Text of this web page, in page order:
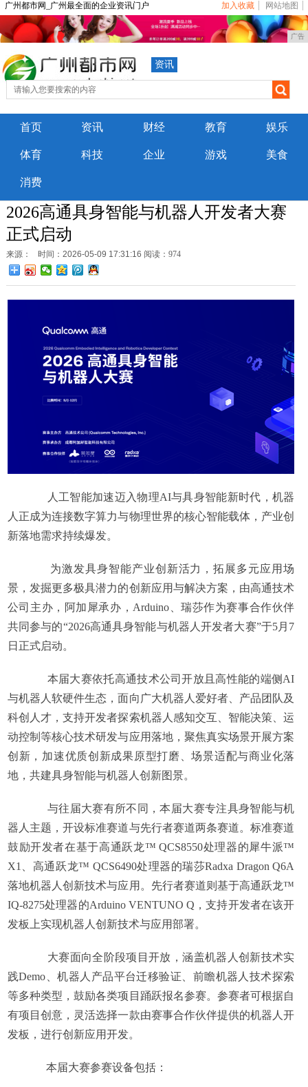
广州都市网_广州最全面的企业资讯门户 加入收藏 网站地图
广告
资讯
首页 资讯 财经 教育 娱乐
体育 科技 企业 游戏 美食
消费
2026高通具身智能与机器人开发者大赛
正式启动
来源： 时间：2026-05-09 17:31:16 阅读：974
人工智能加速迈入物理AI与具身智能新时代，机器
人正成为连接数字算力与物理世界的核心智能载体，产业创
新落地需求持续爆发。
为激发具身智能产业创新活力，拓展多元应用场
景，发掘更多极具潜力的创新应用与解决方案，由高通技术
公司主办，阿加犀承办，Arduino、瑞莎作为赛事合作伙伴
共同参与的“2026高通具身智能与机器人开发者大赛”于5月7
日正式启动。
本届大赛依托高通技术公司开放且高性能的端侧AI
与机器人软硬件生态，面向广大机器人爱好者、产品团队及
科创人才，支持开发者探索机器人感知交互、智能决策、运
动控制等核心技术研发与应用落地，聚焦真实场景开展方案
创新，加速优质创新成果原型打磨、场景适配与商业化落
地，共建具身智能与机器人创新图景。
与往届大赛有所不同，本届大赛专注具身智能与机
器人主题，开设标准赛道与先行者赛道两条赛道。标准赛道
鼓励开发者在基于高通跃龙™ QCS8550处理器的犀牛派™
X1、高通跃龙™ QCS6490处理器的瑞莎Radxa Dragon Q6A
落地机器人创新技术与应用。先行者赛道则基于高通跃龙™
IQ-8275处理器的Arduino VENTUNO Q，支持开发者在该开
发板上实现机器人创新技术与应用部署。
大赛面向全阶段项目开放，涵盖机器人创新技术实
践Demo、机器人产品平台迁移验证、前瞻机器人技术探索
等多种类型，鼓励各类项目踊跃报名参赛。参赛者可根据自
有项目创意，灵活选择一款由赛事合作伙伴提供的机器人开
发板，进行创新应用开发。
本届大赛参赛设备包括：